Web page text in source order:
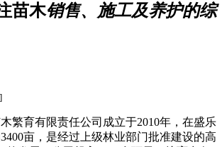
苗木销售、施工及养护的综
繁育有限责任公司成立于2010年，在盛乐
亩，是经过上级林业部门批准建设的高